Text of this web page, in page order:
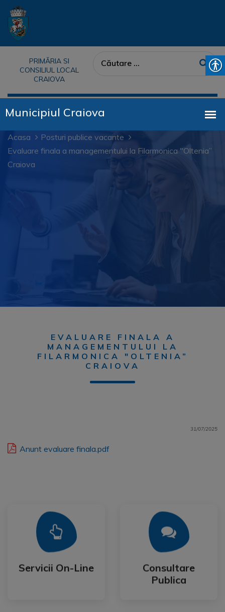
PRIMĂRIA SI
CONSILIUL LOCAL
CRAIOVA
Acasa
Posturi publice vacante
Evaluare finala a managementului la Filarmonica "Oltenia”
Craiova
EVALUARE FINALA A
MANAGEMENTULUI LA
FILARMONICA "OLTENIA”
CRAIOVA
31/07/2025
Anunt evaluare finala.pdf
Servicii On-Line
Servicii On-Line
Mai Mult
Consultare
Publica
Consultare
Publica
Mai Mult